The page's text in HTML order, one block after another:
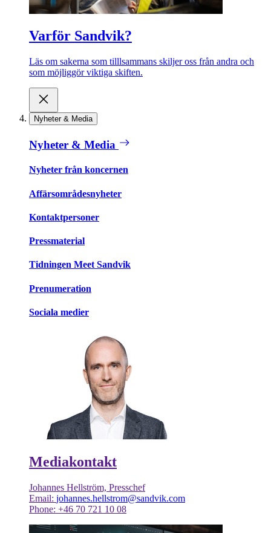
Varför Sandvik?
Läs om sakerna som tilllsammans skiljer oss från andra och
som möjliggör viktiga skiften.
Nyheter & Media
Nyheter & Media
Nyheter från koncernen
Affärsområdesnyheter
Kontaktpersoner
Pressmaterial
Tidningen Meet Sandvik
Prenumeration
Sociala medier
Mediakontakt
Johannes Hellström, Presschef
Email: johannes.hellstrom@sandvik.com
Phone: +46 70 721 10 08